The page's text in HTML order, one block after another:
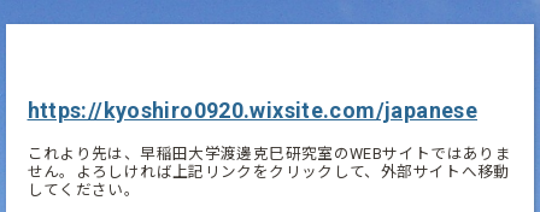
https://kyoshiro0920.wixsite.com/japanese
これより先は、早稲田大学渡邊克巳研究室のWEBサイトではありま
せん。よろしければ上記リンクをクリックして、外部サイトへ移動
してください。